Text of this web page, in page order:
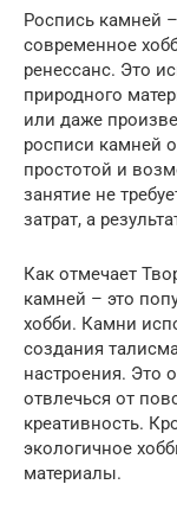
Роспись камней
современное
ренессанс. Это
природного
или даже
росписи камней
простотой и
занятие не
затрат, а
Как отмечает
камней – это
хобби. Камни
создания
настроения. Это
отвлечься от
креативность.
экологичное
материалы.